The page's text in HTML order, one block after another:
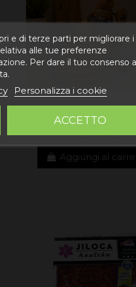
Prosciutto Gran
110,86 €
Aggiungi al
e di terze parti per migliorare i
alle tue preferenze
Per dare il tuo consenso
Personalizza i cookie
ACCETTO